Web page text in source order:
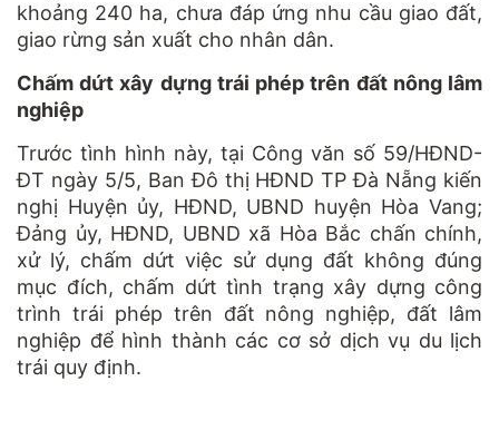
khoảng 240 ha, chưa đáp ứng nhu cầu giao đất,
giao rừng sản xuất cho nhân dân.
Chấm dứt xây dựng trái phép trên đất nông lâm
nghiệp
Trước tình hình này, tại Công văn số 59/HĐND-
ĐT ngày 5/5, Ban Đô thị HĐND TP Đà Nẵng kiến
nghị Huyện ủy, HĐND, UBND huyện Hòa Vang;
Đảng ủy, HĐND, UBND xã Hòa Bắc chấn chính,
xử lý, chấm dứt việc sử dụng đất không đúng
mục đích, chấm dứt tình trạng xây dựng công
trình trái phép trên đất nông nghiệp, đất lâm
nghiệp để hình thành các cơ sở dịch vụ du lịch
trái quy định.